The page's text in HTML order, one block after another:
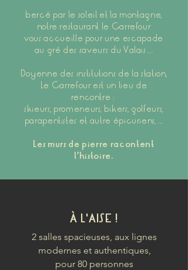
bercé par le soleil et la montagne,
notre restaurant le Carrefour
vous accueille pour une escapade
au gré des saveurs du Valais ...
Doyenne des institutions de la station,
Le Carrefour est un lieu de
rencontre :
skieurs, promeneurs, bikers, golfeurs,
parapentistes et autre épicuriens, ...
Les murs de pierre racontent
l’histoire.
​À L'AISE !
2 salles spacieuses, aux lignes
modernes et authentiques,
pour 80 personnes